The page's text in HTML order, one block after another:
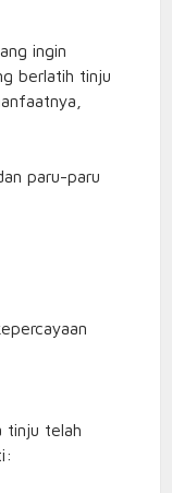
ingin
berlatih tinju
paru-paru
tinju telah